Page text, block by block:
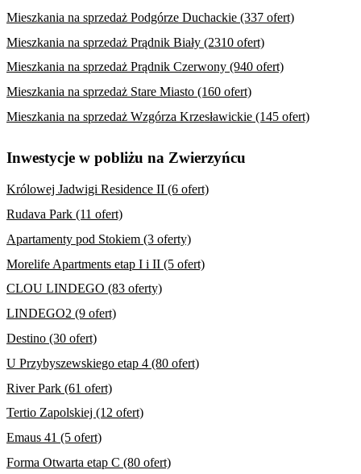
Mieszkania na sprzedaż Podgórze Duchackie (337 ofert)
Mieszkania na sprzedaż Prądnik Biały (2310 ofert)
Mieszkania na sprzedaż Prądnik Czerwony (940 ofert)
Mieszkania na sprzedaż Stare Miasto (160 ofert)
Mieszkania na sprzedaż Wzgórza Krzesławickie (145 ofert)
Inwestycje w pobliżu na Zwierzyńcu
Królowej Jadwigi Residence II (6 ofert)
Rudava Park (11 ofert)
Apartamenty pod Stokiem (3 oferty)
Morelife Apartments etap I i II (5 ofert)
CLOU LINDEGO (83 oferty)
LINDEGO2 (9 ofert)
Destino (30 ofert)
U Przybyszewskiego etap 4 (80 ofert)
River Park (61 ofert)
Tertio Zapolskiej (12 ofert)
Emaus 41 (5 ofert)
Forma Otwarta etap C (80 ofert)